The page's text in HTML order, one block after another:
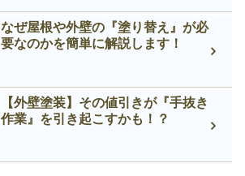
なぜ屋根や外壁の『塗り替え』が必
要なのかを簡単に解説します！
【外壁塗装】その値引きが『手抜き
作業』を引き起こすかも！？